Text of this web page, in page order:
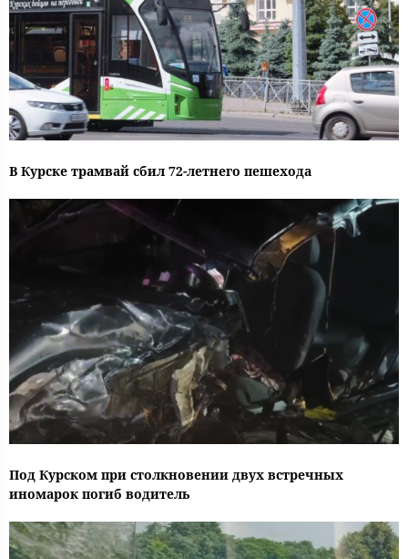
В Курске трамвай сбил 72-летнего пешехода
Под Курском при столкновении двух встречных
иномарок погиб водитель